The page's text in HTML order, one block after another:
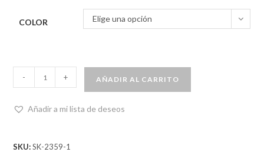
COLOR Elige una opción
- + AÑADIR AL CARRITO
Añadir a mi lista de deseos
SKU:SK-2359-1